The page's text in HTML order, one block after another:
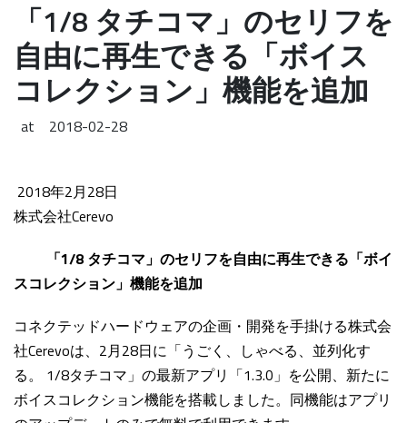
「1/8 タチコマ」のセリフを
自由に再生できる「ボイス
コレクション」機能を追加
at 2018-02-28
2018年2月28日
株式会社Cerevo
「1/8 タチコマ」のセリフを自由に再生できる「ボイ
スコレクション」機能を追加
コネクテッドハードウェアの企画・開発を手掛ける株式会
社Cerevoは、2月28日に「うごく、しゃべる、並列化す
る。 1/8タチコマ」の最新アプリ「1.3.0」を公開、新たに
ボイスコレクション機能を搭載しました。同機能はアプリ